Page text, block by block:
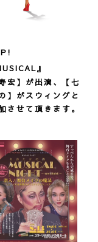
』
宏】が出演、【七
】がスウィングと
させて頂きます。